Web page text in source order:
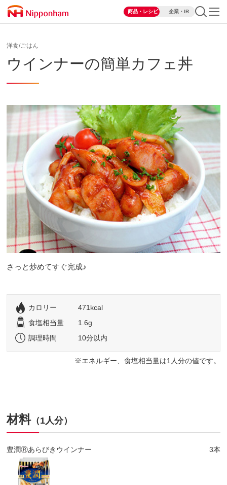
商品・レシピ 企業・IR
洋食/ごはん
ウインナーの簡単カフェ丼
さっと炒めてすぐ完成♪
カロリー
471kcal
食塩相当量
1.6g
調理時間
10分以内
エネルギー、食塩相当量は1人分の値です。
材料（1人分）
豊潤Ⓡあらびきウインナー 3本